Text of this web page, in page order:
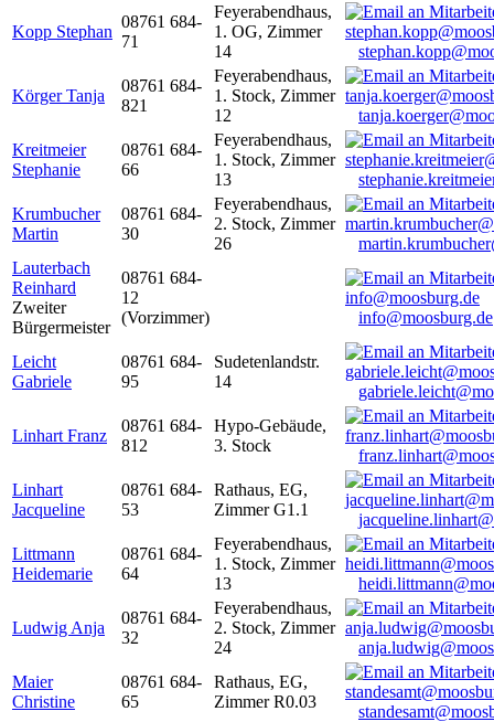
Kopp Stephan
08761 684-
71
Feyerabendhaus,
1. OG, Zimmer
14
Körger Tanja
08761 684-
821
Feyerabendhaus,
1. Stock, Zimmer
12
Kreitmeier
Stephanie
08761 684-
66
Feyerabendhaus,
1. Stock, Zimmer
13
Krumbucher
Martin
08761 684-
30
Feyerabendhaus,
2. Stock, Zimmer
26
Lauterbach
Reinhard
Zweiter
Bürgermeister
08761 684-
12
(Vorzimmer)
info@moosburg.de
Leicht
Gabriele
08761 684-
95
Sudetenlandstr.
14
Linhart Franz
08761 684-
812
Hypo-Gebäude,
3. Stock
Linhart
Jacqueline
08761 684-
53
Rathaus, EG,
Zimmer G1.1
Littmann
Heidemarie
08761 684-
64
Feyerabendhaus,
1. Stock, Zimmer
13
Ludwig Anja
08761 684-
32
Feyerabendhaus,
2. Stock, Zimmer
24
Maier
Christine
08761 684-
65
Rathaus, EG,
Zimmer R0.03